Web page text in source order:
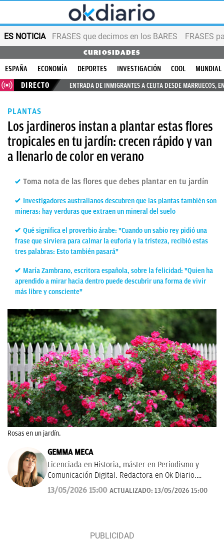
ES NOTICIA FRASES que decimos en los BARES FRASES
CURIOSIDADES
ESPAÑA ECONOMÍA DEPORTES INVESTIGACIÓN COOL
MUNDIAL
DIRECTO
ENTRADA DE INMIGRANTES A CEUTA DESDE MARRUECOS,
PLANTAS
Los jardineros instan a plantar estas flores
tropicales en tu jardín: crecen rápido y van
a llenarlo de color en verano
Toma nota de las flores que debes plantar en tu jardín
Investigadores australianos descubren que las plantas también son
mineras: hay verduras que extraen un mineral del suelo
Qué significa el proverbio árabe: "Cuando un sabio rey pidió una
frase que sirviera para calmar la euforia y la tristeza, recibió estas
tres palabras: Esto también pasará"
María Zambrano, escritora española, sobre la felicidad: "Quien ha
aprendido a mirar hacia dentro puede descubrir una forma de vivir
más libre y consciente"
Rosas en un jardín.
GEMMA MECA
Licenciada en Historia, máster en Periodismo y
Comunicación Digital. Redactora en Ok Diario.
Cuento historias, soy amante de los astros, sigo a la
luna, los TT de Twitter y las tendencias en moda.
13/05/2026 15:00 ACTUALIZADO: 13/05/2026 15:00